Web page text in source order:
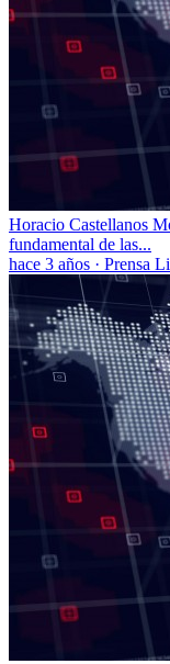
Horacio Castellanos
fundamental de las...
hace 3 años · Prensa